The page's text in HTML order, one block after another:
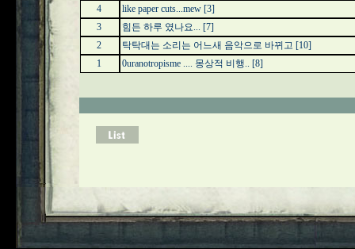
4
like paper cuts...mew [3]
3
힘든 하루 였나요... [7]
2
탁탁대는 소리는 어느새 음악으로 바뀌고 [10]
1
0uranotropisme .... 몽상적 비행.. [8]